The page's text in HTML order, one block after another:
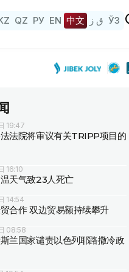
QZ РУ EN 中文 ق ز ЎЗ
19:47
法院将审议有关TRIPP项目的
16:10
天气致23人死亡
14:54
合作 双边贸易额持续攀升
08:58
兰国家谴责以色列耶路撒冷政